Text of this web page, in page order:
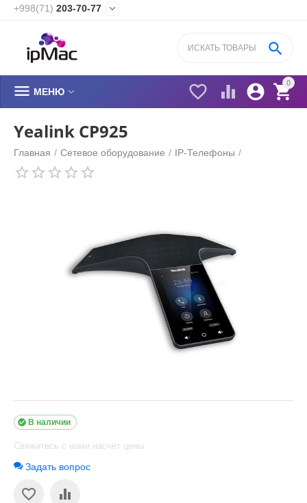
+998(71) 203-70-77 
0


 

 МЕНЮ 
Yealink CP925
Главная / Сетевое оборудование / IP-Телефоны /
В наличии

Свяжитесь с нами насчёт цены
Задать вопрос